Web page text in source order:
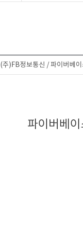
(주)FB정보통신 / 파이버베
파이버베이